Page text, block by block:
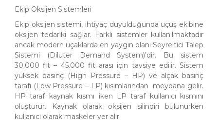
Ekip Oksijen Sistemleri
Ekip oksijen sistemi, ihtiyaç duyulduğunda uçuş ekibine
oksijen tedariki sağlar. Farklı sistemler kullanılmaktadır
ancak modern uçaklarda en yaygın olanı Seyreltici Talep
Sistemi (Diluter Demand System)’dir. Bu sistem
30.000 fit – 45.000 fit arası için tavsiye edilir. Sistem
yüksek basınç (High Pressure – HP) ve alçak basınç
tarafı (Low Pressure – LP) kısımlarından meydana gelir.
HP taraf kaynak kısmı iken LP taraf kullanıcı kısmını
oluşturur. Kaynak olarak oksijen silindiri bulunurken
kullanıcı olarak maskeler yer alır.